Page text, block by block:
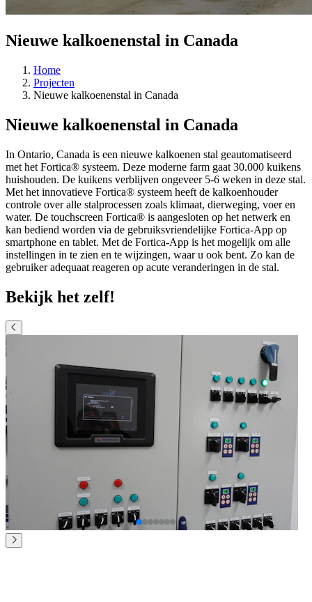
Nieuwe kalkoenenstal in Canada
Home
Projecten
Nieuwe kalkoenenstal in Canada
Nieuwe kalkoenenstal in Canada
In Ontario, Canada is een nieuwe kalkoenen stal geautomatiseerd
met het Fortica® systeem. Deze moderne farm gaat 30.000 kuikens
huishouden. De kuikens verblijven ongeveer 5-6 weken in deze stal.
Met het innovatieve Fortica® systeem heeft de kalkoenhouder
controle over alle stalprocessen zoals klimaat, dierweging, voer en
water. De touchscreen Fortica® is aangesloten op het netwerk en
kan bediend worden via de gebruiksvriendelijke Fortica-App op
smartphone en tablet. Met de Fortica-App is het mogelijk om alle
instellingen in te zien en te wijzingen, waar u ook bent. Zo kan de
gebruiker adequaat reageren op acute veranderingen in de stal.
Bekijk het zelf!